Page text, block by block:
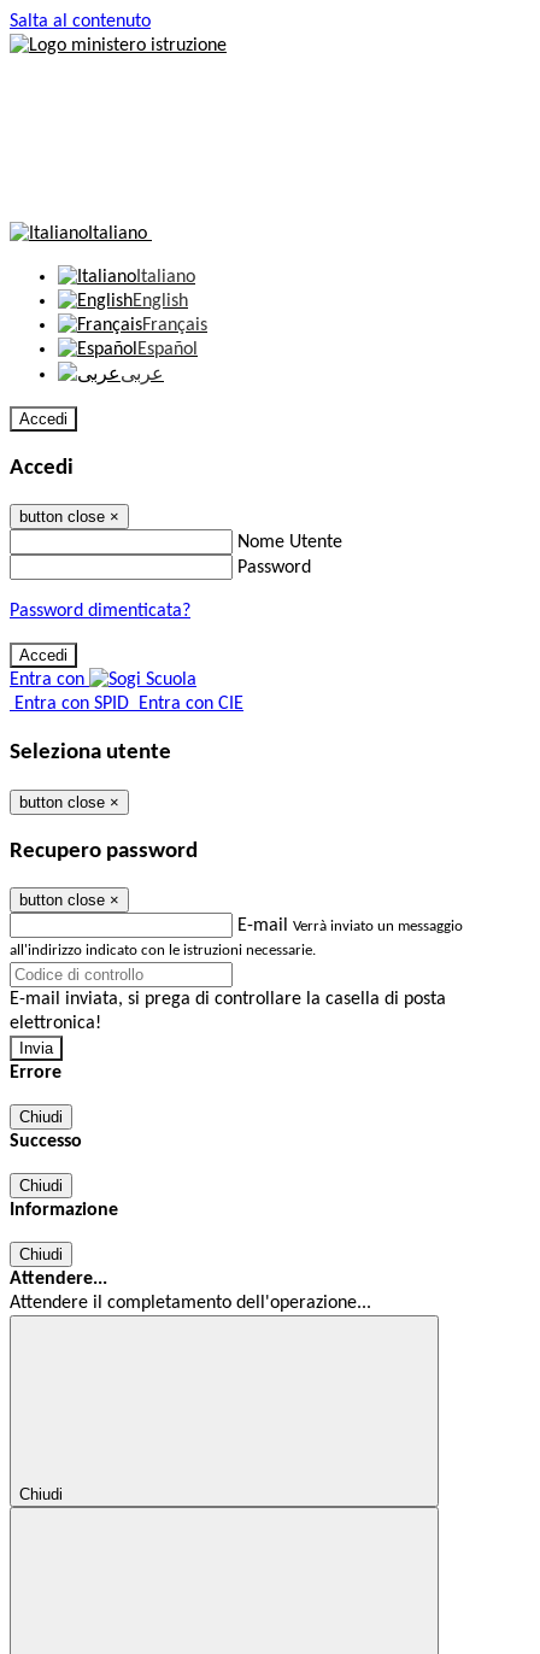
Salta al contenuto
Italiano
Italiano
English
Français
Español
عربى
Accedi
Accedi
button close ×
Nome Utente
Password
Password dimenticata?
Entra con
Entra con SPID Entra con CIE
Seleziona utente
button close ×
Recupero password
button close ×
E-mail Verrà inviato un messaggio
all'indirizzo indicato con le istruzioni necessarie.
E-mail inviata, si prega di controllare la casella di posta
elettronica!
Errore
Chiudi
Successo
Chiudi
Informazione
Chiudi
Attendere...
Attendere il completamento dell'operazione...
Chiudi